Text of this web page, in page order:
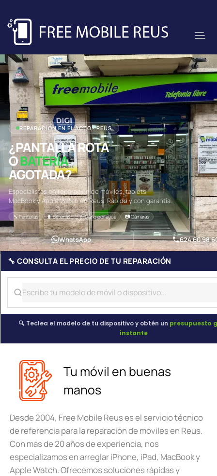
REPARACIÓN EN EL ACTO · REUS
¿PANTALLA ROTA
OBATERÍA
AGOTADA?
Especialistas en reparación de móviles, tablets,
MacBook y Apple Watch en Reus. Rápido y con garantía.
🔧 Pantallas 🔋 Baterías 💧 Daño por agua 📷 Cámaras
WhatsApp 624 60 98
🔧 CONSULTA EL PRECIO DE TU REPARACIÓN
🔍 Teclea el modelo de tu dispositivo y obtén un presupuesto
instante
Tu móvil en buenas
manos
Desde 2004, Free Mobile Reus es el servicio técnico
de referencia para la reparación de móviles en Reus.
Con más de 20 años de experiencia, nos
especializamos en arreglar iPhone, iPad, MacBook y
Apple Watch. Ofrecemos soluciones rápidas y